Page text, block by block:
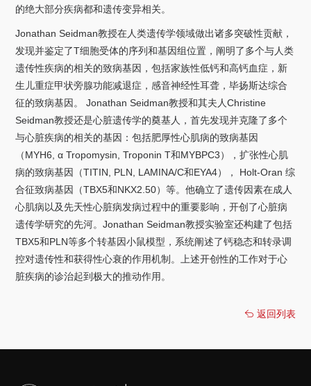
的绝大部分疾病都和遗传变异相关。
Jonathan Seidman教授在人类遗传学领域做出诸多突破性贡献，
发现并鉴定了T细胞受体的序列和基因组位置，阐明了多个与人类
遗传性疾病的相关的致病基因，包括家族性低钙和高钙血症，新
生儿重症甲状旁腺功能减退症，感音神经性耳聋，毕扬斯达综合
征的致病基因。
Jonathan Seidman教授和其夫人Christine
Seidman教授还是心脏遗传学的奠基人，首先发现并克隆了多个
与心脏疾病的相关的基因：包括肥厚性心肌病的致病基因
（MYH6,α Tropomysin, Troponin T和MYBPC3），扩张性心肌
病的致病基因（TITIN, PLN, LAMINA/C和EYA4）， Holt-Oran综
合征致病基因（TBX5和NKX2.50）等。他确立了遗传因素在成人
心肌病以及先天性心脏病发病过程中的重要影响，开创了心脏病
遗传学研究的先河。Jonathan Seidman教授实验室还构建了包括
TBX5和PLN等多个转基因小鼠模型，系统阐述了钙稳态和转录调
控对遗传性和获得性心衰的作用机制。上述开创性的工作对于心
脏疾病的诊治起到极大的推动作用。
返回列表